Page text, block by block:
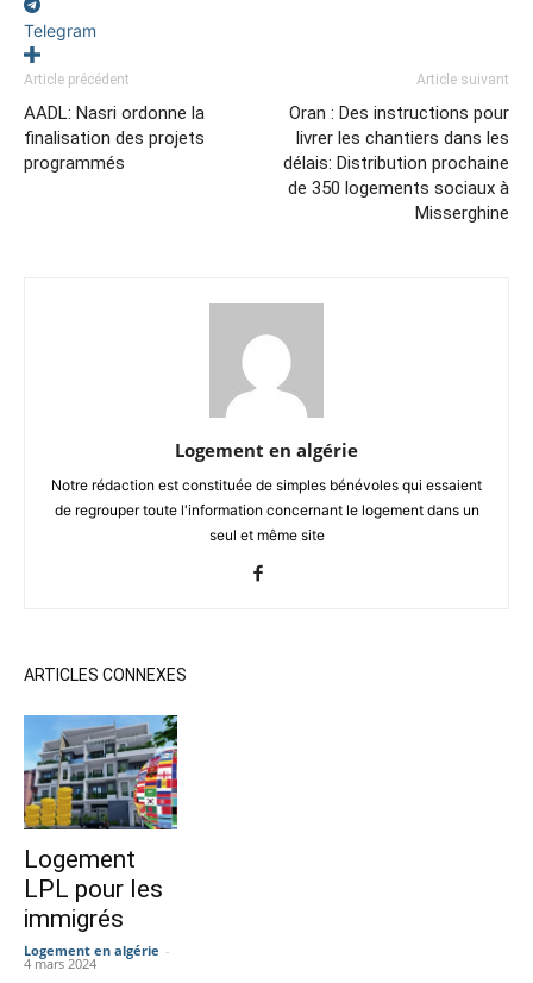
Telegram
Article précédent
AADL: Nasri ordonne la
finalisation des projets
programmés
Article suivant
Oran : Des instructions pour
livrer les chantiers dans les
délais: Distribution prochaine
de 350 logements sociaux à
Misserghine
Logement en algérie
Notre rédaction est constituée de simples bénévoles qui essaient
de regrouper toute l'information concernant le logement dans un
seul et même site
ARTICLES CONNEXES
Logement
LPL pour les
immigrés
Logement en algérie -
4 mars 2024